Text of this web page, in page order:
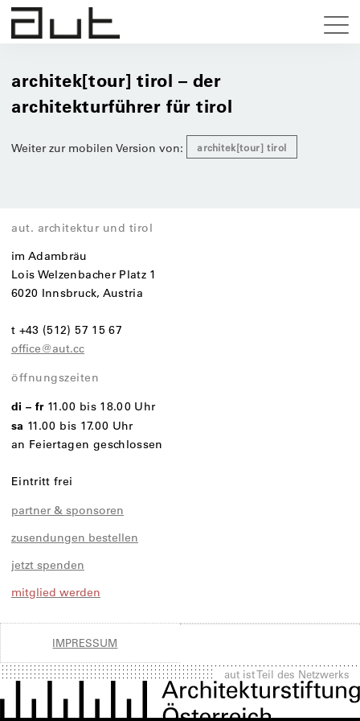
architek[tour] tirol – der
architekturführer für tirol
Weiter zur mobilen Version von: architek[tour] tirol
aut. architektur und tirol
im Adambräu
Lois Welzenbacher Platz 1
6020 Innsbruck, Austria
t +43 (512) 57 15 67
office@aut.cc
öffnungszeiten
di – fr 11.00 bis 18.00 Uhr
sa 11.00 bis 17.00 Uhr
an Feiertagen geschlossen
Eintritt frei
partner & sponsoren
zusendungen bestellen
jetzt spenden
mitglied werden
IMPRESSUM
aut ist Teil des Netzwerks